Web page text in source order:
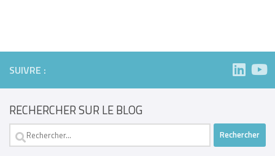
SUIVRE :
RECHERCHER SUR LE BLOG
Rechercher :